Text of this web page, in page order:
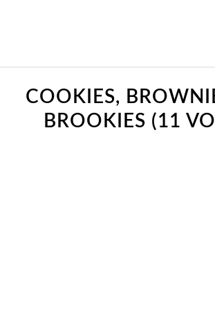
COOKIES,
BROOKIES (11